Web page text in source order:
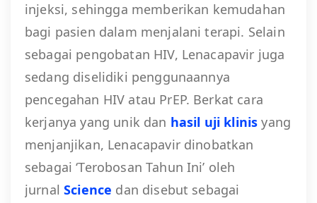
injeksi, sehingga memberikan kemudahan
bagi pasien dalam menjalani terapi. Selain
sebagai pengobatan HIV, Lenacapavir juga
sedang diselidiki penggunaannya
pencegahan HIV atau PrEP. Berkat cara
kerjanya yang unik dan hasil uji klinis yang
menjanjikan, Lenacapavir dinobatkan
sebagai ‘Terobosan Tahun Ini’ oleh
jurnalScience dan disebut sebagai